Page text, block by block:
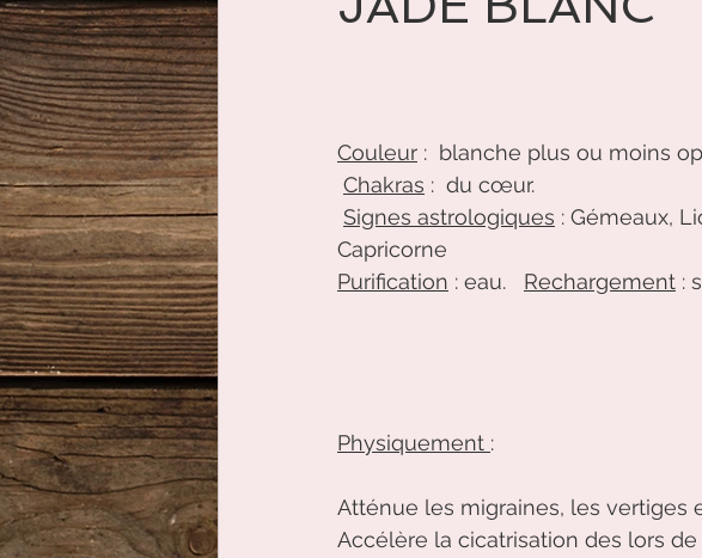
Couleur :  blanche plus ou moins
Chakras :  du cœur.
Signes astrologiques : Gémeaux,
Capricorne
Purification : eau. Rechargement :
Physiquement :
Atténue les migraines, les vertiges
Accélère la cicatrisation des lors